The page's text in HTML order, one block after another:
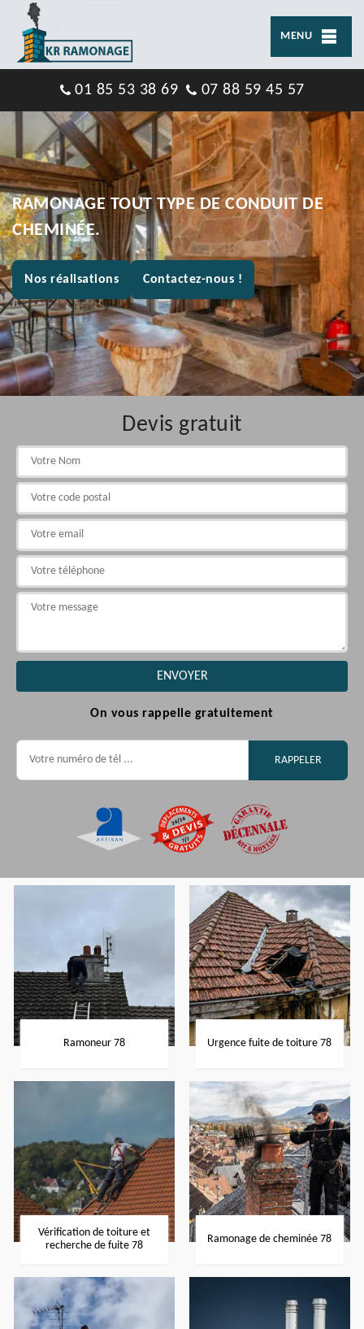
MENU
01 85 53 38 69 07 88 59 45 57
RAMONAGE TOUT TYPE DE CONDUIT DE
CHEMINÉE.
Nos réalisations Contactez-nous !
Devis gratuit
On vous rappelle gratuitement
Ramoneur 78 Urgence fuite de toiture 78
Vérification de toiture et
recherche de fuite 78
Ramonage de cheminée 78